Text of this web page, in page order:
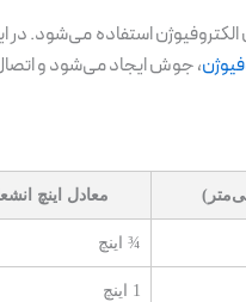
استفاده می‌شود.
، جوش ایجاد می‌شود و اتصال
معادل اینچ
¾ اینچ
1 اینچ